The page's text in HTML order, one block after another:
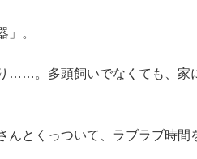
」。
……。多頭飼いでなくても、家
んとくっついて、ラブラブ時間